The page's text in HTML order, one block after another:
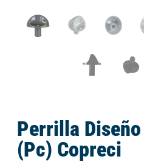
Perrilla
(Pc) Copreci